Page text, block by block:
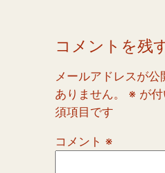
コメントを残
メールアドレスが公
ありません。
※ が
須項目です
コメント ※